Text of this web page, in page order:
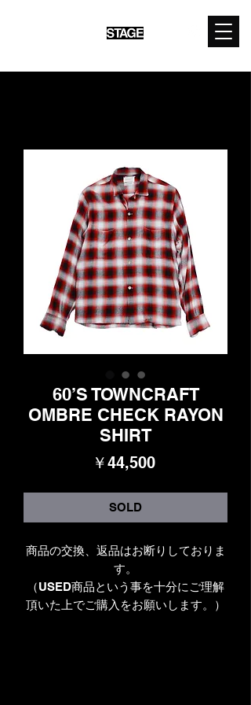
60’S TOWNCRAFT
OMBRE CHECK RAYON
SHIRT
￥44,500価
SOLD
商品の交換、返品はお断りしておりま
す。
（USED商品という事を十分にご理解
頂いた上でご購入をお願いします。）